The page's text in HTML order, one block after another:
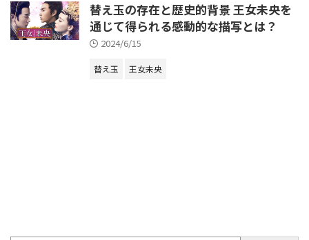
替え玉の存在と歴史的背景 王女未央を
通じて得られる感動的な描写とは？
2024/6/15
替え玉 王女未央